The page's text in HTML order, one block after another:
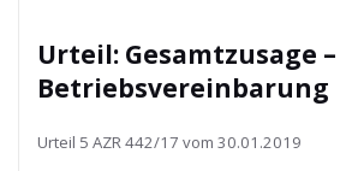
Urteil: Gesamtzusage
Betriebsvereinbarung
Urteil 5 AZR 442/17 vom 30.01.2019